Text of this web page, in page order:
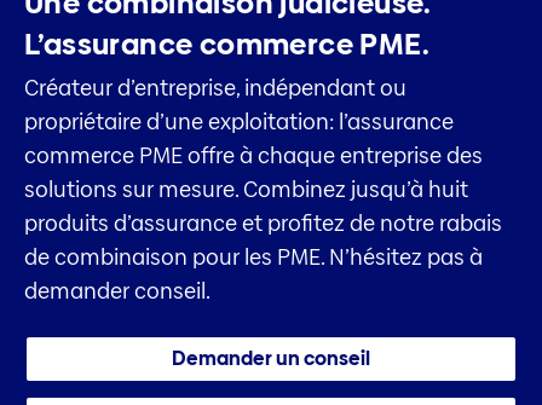
L’assurance commerce PME.
Créateur d’entreprise, indépendant ou
propriétaire d’une exploitation: l’assurance
commerce PME offre à chaque entreprise des
solutions sur mesure. Combinez jusqu’à huit
produits d’assurance et profitez de notre rabais
de combinaison pour les PME. N’hésitez pas à
demander conseil.
Demander un conseil